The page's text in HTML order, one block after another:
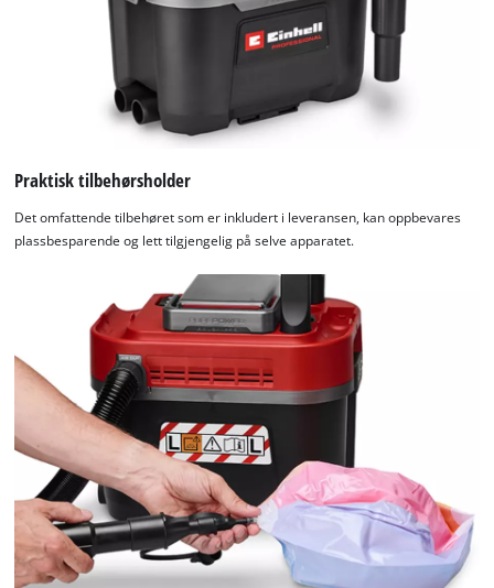
Powered
Usercentrics
Consent
Praktisk tilbehørsholder
Det omfattende tilbehøret som er inkludert i leveransen, kan oppbevares
plassbesparende og lett tilgjengelig på selve apparatet.